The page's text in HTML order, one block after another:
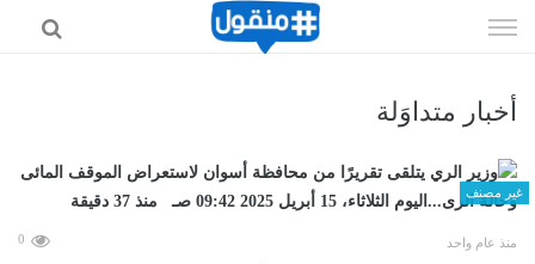
الى
أخبار متداوَلة
غير مصنف
منذ عام واحد 0